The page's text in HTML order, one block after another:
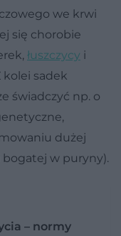
we krwi
się chorobie
łuszczycy i
sadek
świadczyć np. o
dużej
bogatej w puryny).
– normy